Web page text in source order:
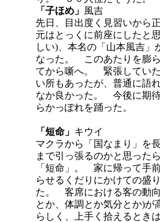
「子ほめ」 風吉
先日、目出度く見習いから
元はとっくに前座にしたと
しい)、本名の「山本風吉」
なった。 このあたりを膨
てから噺へ。 緊張してい
い所もあったが、普通に語
なか良かった。 今後に期
らかっぽれを踊った。
「短命」 キウイ
マクラから「国なまり」を
まで引っ張るのかと思った
「短命」。 家に帰って手
らせるくだりにかけての盛
た。 客席における客の動
とか、体調とか気分とか)が
らしく、上手く拾えるとき